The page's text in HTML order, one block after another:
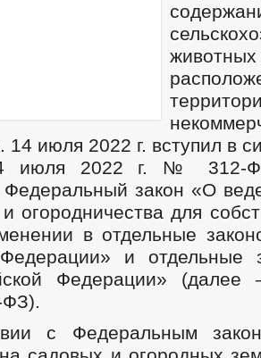
14 июля 2022 г. вступил в
июля 2022 г. № 312-
закон «О
и огородничества для
в отдельные
и отдельные
Федерации»
с Федеральным